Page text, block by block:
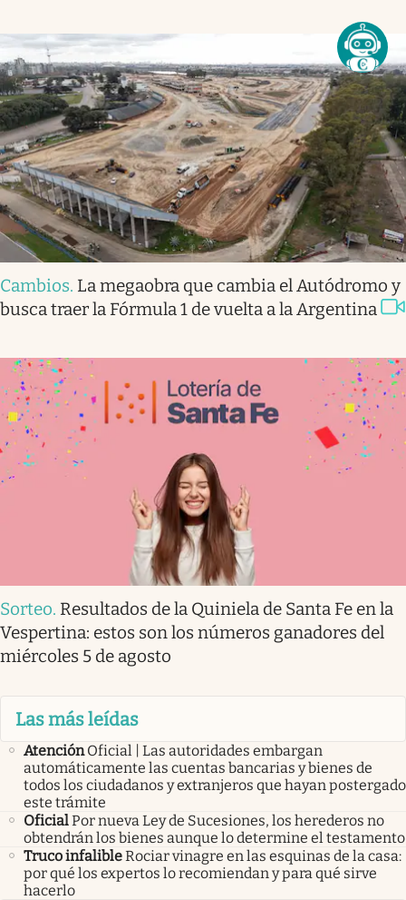
Cambios. La megaobra que cambia el Autódromo y
busca traer la Fórmula 1 de vuelta a la Argentina
Sorteo. Resultados de la Quiniela de Santa Fe en la
Vespertina: estos son los números ganadores del
miércoles 5 de agosto
Las más leídas
Atención Oficial | Las autoridades embargan
automáticamente las cuentas bancarias y bienes de
todos los ciudadanos y extranjeros que hayan postergado
este trámite
OficialPor nueva Ley de Sucesiones, los herederos no
obtendrán los bienes aunque lo determine el testamento
Truco infalibleRociar vinagre en las esquinas de la casa:
por qué los expertos lo recomiendan y para qué sirve
hacerlo